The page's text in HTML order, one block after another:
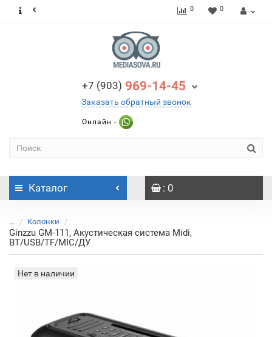
0 0
+7 (903) 969-14-45
Заказать обратный звонок
Онлайн -
Каталог : 0
... Колонки
Ginzzu GM-111, Акустическая система Midi,
BT/USB/TF/MIC/ДУ
Нет в наличии